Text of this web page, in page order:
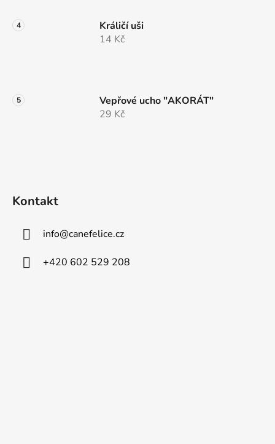
Králičí uši
14 Kč
Vepřové ucho "AKORÁT"
29 Kč
Kontakt
info@canefelice.cz
+420 602 529 208